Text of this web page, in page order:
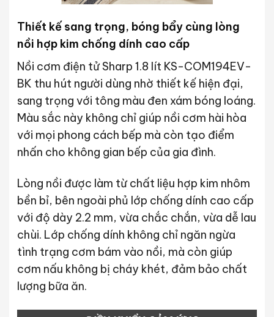
Thiết kế sang trọng, bóng bẩy cùng lòng
nồi hợp kim chống dính cao cấp
Nồi cơm điện tử Sharp 1.8 lít KS-COM194EV-
BK thu hút người dùng nhờ thiết kế hiện đại,
sang trọng với tông màu đen xám bóng loáng.
Màu sắc này không chỉ giúp nồi cơm hài hòa
với mọi phong cách bếp mà còn tạo điểm
nhấn cho không gian bếp của gia đình.
Lòng nồi được làm từ chất liệu hợp kim nhôm
bền bỉ, bên ngoài phủ lớp chống dính cao cấp
với độ dày 2.2 mm, vừa chắc chắn, vừa dễ lau
chùi. Lớp chống dính không chỉ ngăn ngừa
tình trạng cơm bám vào nồi, mà còn giúp
cơm nấu không bị cháy khét, đảm bảo chất
lượng bữa ăn.